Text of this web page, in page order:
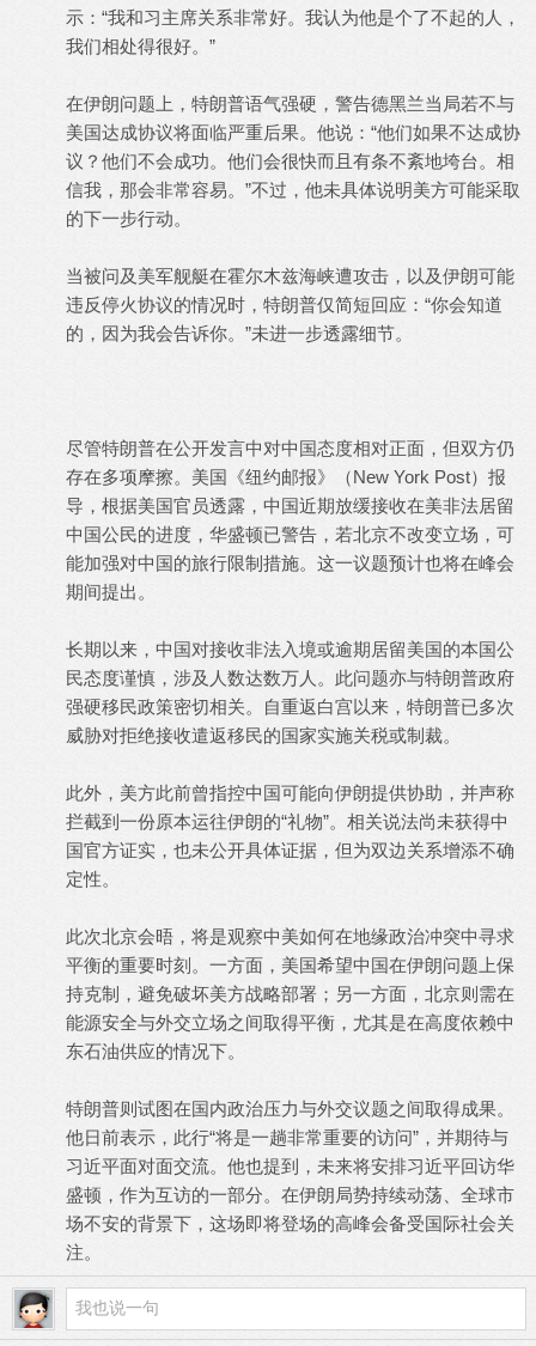
示：“我和习主席关系非常好。我认为他是个了不起的人，
我们相处得很好。”
在伊朗问题上，特朗普语气强硬，警告德黑兰当局若不与
美国达成协议将面临严重后果。他说：“他们如果不达成协
议？他们不会成功。他们会很快而且有条不紊地垮台。相
信我，那会非常容易。”不过，他未具体说明美方可能采取
的下一步行动。
当被问及美军舰艇在霍尔木兹海峡遭攻击，以及伊朗可能
违反停火协议的情况时，特朗普仅简短回应：“你会知道
的，因为我会告诉你。”未进一步透露细节。
尽管特朗普在公开发言中对中国态度相对正面，但双方仍
存在多项摩擦。美国《纽约邮报》（New York Post）报
导，根据美国官员透露，中国近期放缓接收在美非法居留
中国公民的进度，华盛顿已警告，若北京不改变立场，可
能加强对中国的旅行限制措施。这一议题预计也将在峰会
期间提出。
长期以来，中国对接收非法入境或逾期居留美国的本国公
民态度谨慎，涉及人数达数万人。此问题亦与特朗普政府
强硬移民政策密切相关。自重返白宫以来，特朗普已多次
威胁对拒绝接收遣返移民的国家实施关税或制裁。
此外，美方此前曾指控中国可能向伊朗提供协助，并声称
拦截到一份原本运往伊朗的“礼物”。相关说法尚未获得中
国官方证实，也未公开具体证据，但为双边关系增添不确
定性。
此次北京会晤，将是观察中美如何在地缘政治冲突中寻求
平衡的重要时刻。一方面，美国希望中国在伊朗问题上保
持克制，避免破坏美方战略部署；另一方面，北京则需在
能源安全与外交立场之间取得平衡，尤其是在高度依赖中
东石油供应的情况下。
特朗普则试图在国内政治压力与外交议题之间取得成果。
他日前表示，此行“将是一趟非常重要的访问”，并期待与
习近平面对面交流。他也提到，未来将安排习近平回访华
盛顿，作为互访的一部分。在伊朗局势持续动荡、全球市
场不安的背景下，这场即将登场的高峰会备受国际社会关
注。